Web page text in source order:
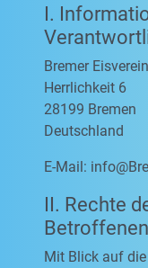
I.
Bremer
Herrlichkeit 6
28199 Bremen
Deutschland
E-Mail:
II. Rechte
Betroffenen
Mit Blick auf